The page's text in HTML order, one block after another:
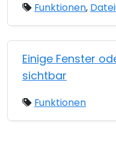
Funktionen,
Einige Fenster
sichtbar
Funktionen